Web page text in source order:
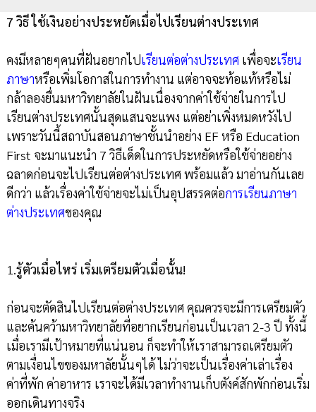
7 วิธี ใช้เงินอย่างประหยัดเมื่อไปเรียนต่างประเทศ
คงมีหลายๆคนที่ฝันอยากไปเรียนต่อต่างประเทศ เพื่อจะเรียน
ภาษาหรือเพิ่มโอกาสในการทำงาน แต่อาจจะท้อแท้หรือไม่
กล้าลองยื่นมหาวิทยาลัยในฝันเนื่องจากค่าใช้จ่ายในการไป
เรียนต่างประเทศนั้นสุดแสนจะแพง แต่อย่าเพิ่งหมดหวังไป
เพราะวันนี้สถาบันสอนภาษาชั้นนำอย่าง EF หรือ Education
First จะมาแนะนำ 7 วิธีเด็ดในการประหยัดหรือใช้จ่ายอย่าง
ฉลาดก่อนจะไปเรียนต่อต่างประเทศ พร้อมแล้ว มาอ่านกันเลย
ดีกว่า แล้วเรื่องค่าใช้จ่ายจะไม่เป็นอุปสรรคต่อการเรียนภาษา
ต่างประเทศของคุณ
1.รู้ตัวเมื่อไหร่ เริ่มเตรียมตัวเมื่อนั้น!
ก่อนจะตัดสินไปเรียนต่อต่างประเทศ คุณควรจะมีการเตรียมตัว
และค้นคว้ามหาวิทยาลัยที่อยากเรียนก่อนเป็นเวลา 2-3 ปี ทั้งนี้
เมื่อเรามีเป้าหมายที่แน่นอน ก็จะทำให้เราสามารถเตรียมตัว
ตามเงื่อนไขของมหาลัยนั้นๆได้ ไม่ว่าจะเป็นเรื่องค่าเล่าเรื่อง
ค่าที่พัก ค่าอาหาร เราจะได้มีเวลาทำงานเก็บตังค์สักพักก่อนเริ่ม
ออกเดินทางจริง